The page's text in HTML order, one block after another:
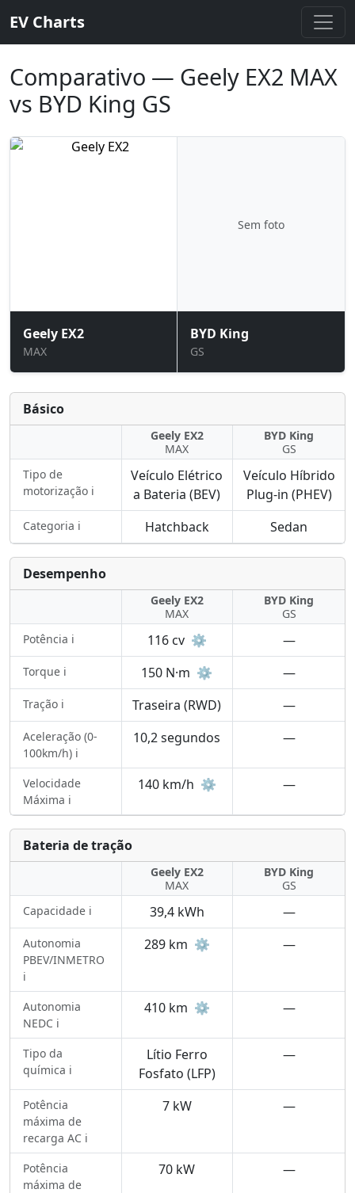
EV Charts
Comparativo — Geely EX2 MAX
vs BYD King GS
Geely EX2
MAX
Sem foto
BYD King
GS
Básico
Geely EX2
MAX
BYD King
GS
Tipo de
motorização ℹ️
Veículo Elétrico
a Bateria (BEV)
Veículo Híbrido
Plug-in (PHEV)
Categoria ℹ️ Hatchback Sedan
Desempenho
Geely EX2
MAX
BYD King
GS
Potência ℹ️
116 cv ⚙️ —
Torque ℹ️ 150 N·m ⚙️ —
Tração ℹ️ Traseira (RWD) —
Aceleração (0-
100km/h) ℹ️
10,2 segundos —
Velocidade
Máxima ℹ️
140 km/h ⚙️ —
Bateria de tração
Geely EX2
MAX
BYD King
GS
Capacidade ℹ️
39,4 kWh —
Autonomia
PBEV/INMETRO
ℹ️
289 km ⚙️ —
Autonomia
NEDC ℹ️
410 km ⚙️ —
Tipo da
química ℹ️
Lítio Ferro
Fosfato (LFP)
—
Potência
máxima de
recarga AC ℹ️
7 kW —
Potência
máxima de
70 kW —